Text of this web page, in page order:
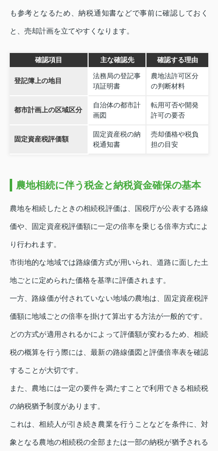
も参考となるため、納税通知書などで事前に確認しておく
と、売却計画を立てやすくなります。
確認項目 主な確認先 確認する理由
登記簿上の地目
法務局の登記事
項証明書
農地法許可区分
の判断材料
都市計画上の区域区分
自治体の都市計
画図
転用可否や開発
許可の要否
固定資産税評価額
固定資産税の納
税通知書
売却価格や税負
担の目安
農地相続に伴う税金と納税資金確保の基本
農地を相続したときの相続税評価は、国税庁が公表する路線
価や、固定資産税評価額に一定の倍率を乗じる倍率方式によ
り行われます。
市街地的な地域では路線価方式が用いられ、道路に面した土
地ごとに定められた価格を基準に評価されます。
一方、路線価が付されていない地域の農地は、固定資産税評
価額に地域ごとの倍率を掛けて算出する方法が一般的です。
どの方式が適用されるかによって評価額が変わるため、相続
税の概算を行う際には、最新の路線価図と評価倍率表を確認
することが大切です。
また、農地には一定の要件を満たすことで利用できる相続税
の納税猶予制度があります。
これは、相続人が引き続き農業を行うことなどを条件に、対
象となる農地の相続税の全部または一部の納税が猶予される